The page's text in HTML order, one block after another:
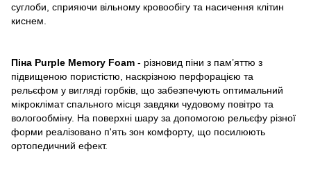
суглоби, сприяючи вільному кровообігу та насичення клітин
киснем.
Піна Purple Меmory Foam - різновид піни з пам’яттю з
підвищеною пористістю, наскрізною перфорацією та
рельєфом у вигляді горбків, що забезпечують оптимальний
мікроклімат спального місця завдяки чудовому повітро та
вологообміну. На поверхні шару за допомогою рельєфу різної
форми реалізовано п'ять зон комфорту, що посилюють
ортопедичний ефект.